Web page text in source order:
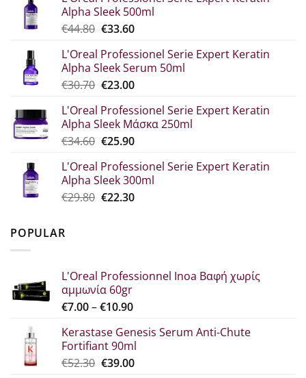
Alpha Sleek 500ml
€44.80 Original
was:
€44.80.
€33.60Η
τιμή
είναι:
€33.60.
L'Oreal Professionel Serie Expert Keratin
Alpha Sleek Serum 50ml
€30.70 Original
was:
€30.70.
€23.00Η
τιμή
είναι:
€23.00.
L'Oreal Professionel Serie Expert Keratin
Alpha Sleek Μάσκα 250ml
€34.60 Original
was:
€34.60.
€25.90Η
τιμή
είναι:
€25.90.
L'Oreal Professionel Serie Expert Keratin
Alpha Sleek 300ml
€29.80 Original
€22.30Η
POPULAR
L'Oreal Professionnel Inoa Βαφή χωρίς
αμμωνία 60gr
€7.00–€10.90Price
€7.00
through
€10.90
Kerastase Genesis Serum Anti-Chute
Fortifiant 90ml
€52.30 Original
€39.00Η